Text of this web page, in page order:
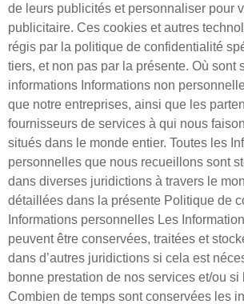
de leurs publicités et personnaliser pour
publicitaire. Ces cookies et autres
régis par la politique de confidentialité
tiers, et non pas par la présente. Où sont
informations Informations non
que notre entreprises, ainsi que les
fournisseurs de services à qui nous
situés dans le monde entier. Toutes les
personnelles que nous recueillons sont
dans diverses juridictions à travers le
détaillées dans la présente Politique de
Informations personnelles Les
peuvent être conservées, traitées et
dans d’autres juridictions si cela est
bonne prestation de nos services et/ou si
Combien de temps sont conservées les